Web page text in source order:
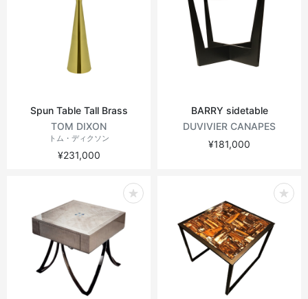
Spun Table Tall Brass
TOM DIXON
トム・ディクソン
¥231,000
BARRY sidetable
DUVIVIER CANAPES
¥181,000